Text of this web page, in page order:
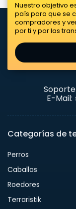
Nuestro objetivo
país para que se
compradores y
por ti y por las
E-Mail:
Categorías de
Perros
Caballos
Roedores
Terraristik